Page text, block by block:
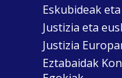
Eskubideak
Justizia eta
Justizia
Eztabaidak